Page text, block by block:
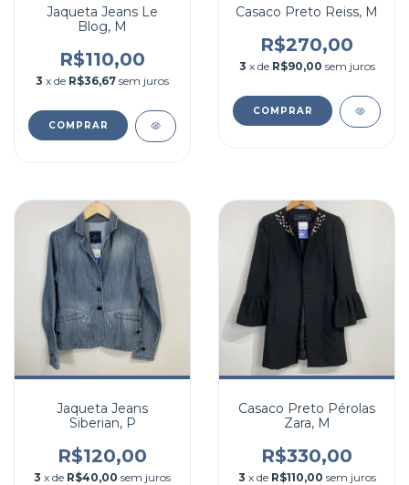
Jaqueta Jeans Le
Blog, M
R$110,00
3 x de R$36,67 sem juros
COMPRAR
Casaco Preto Reiss, M
R$270,00
3 x de R$90,00 sem juros
COMPRAR
Jaqueta Jeans
Siberian, P
R$120,00
3 x de R$40,00 sem juros
Casaco Preto Pérolas
Zara, M
R$330,00
3 x de R$110,00 sem juros